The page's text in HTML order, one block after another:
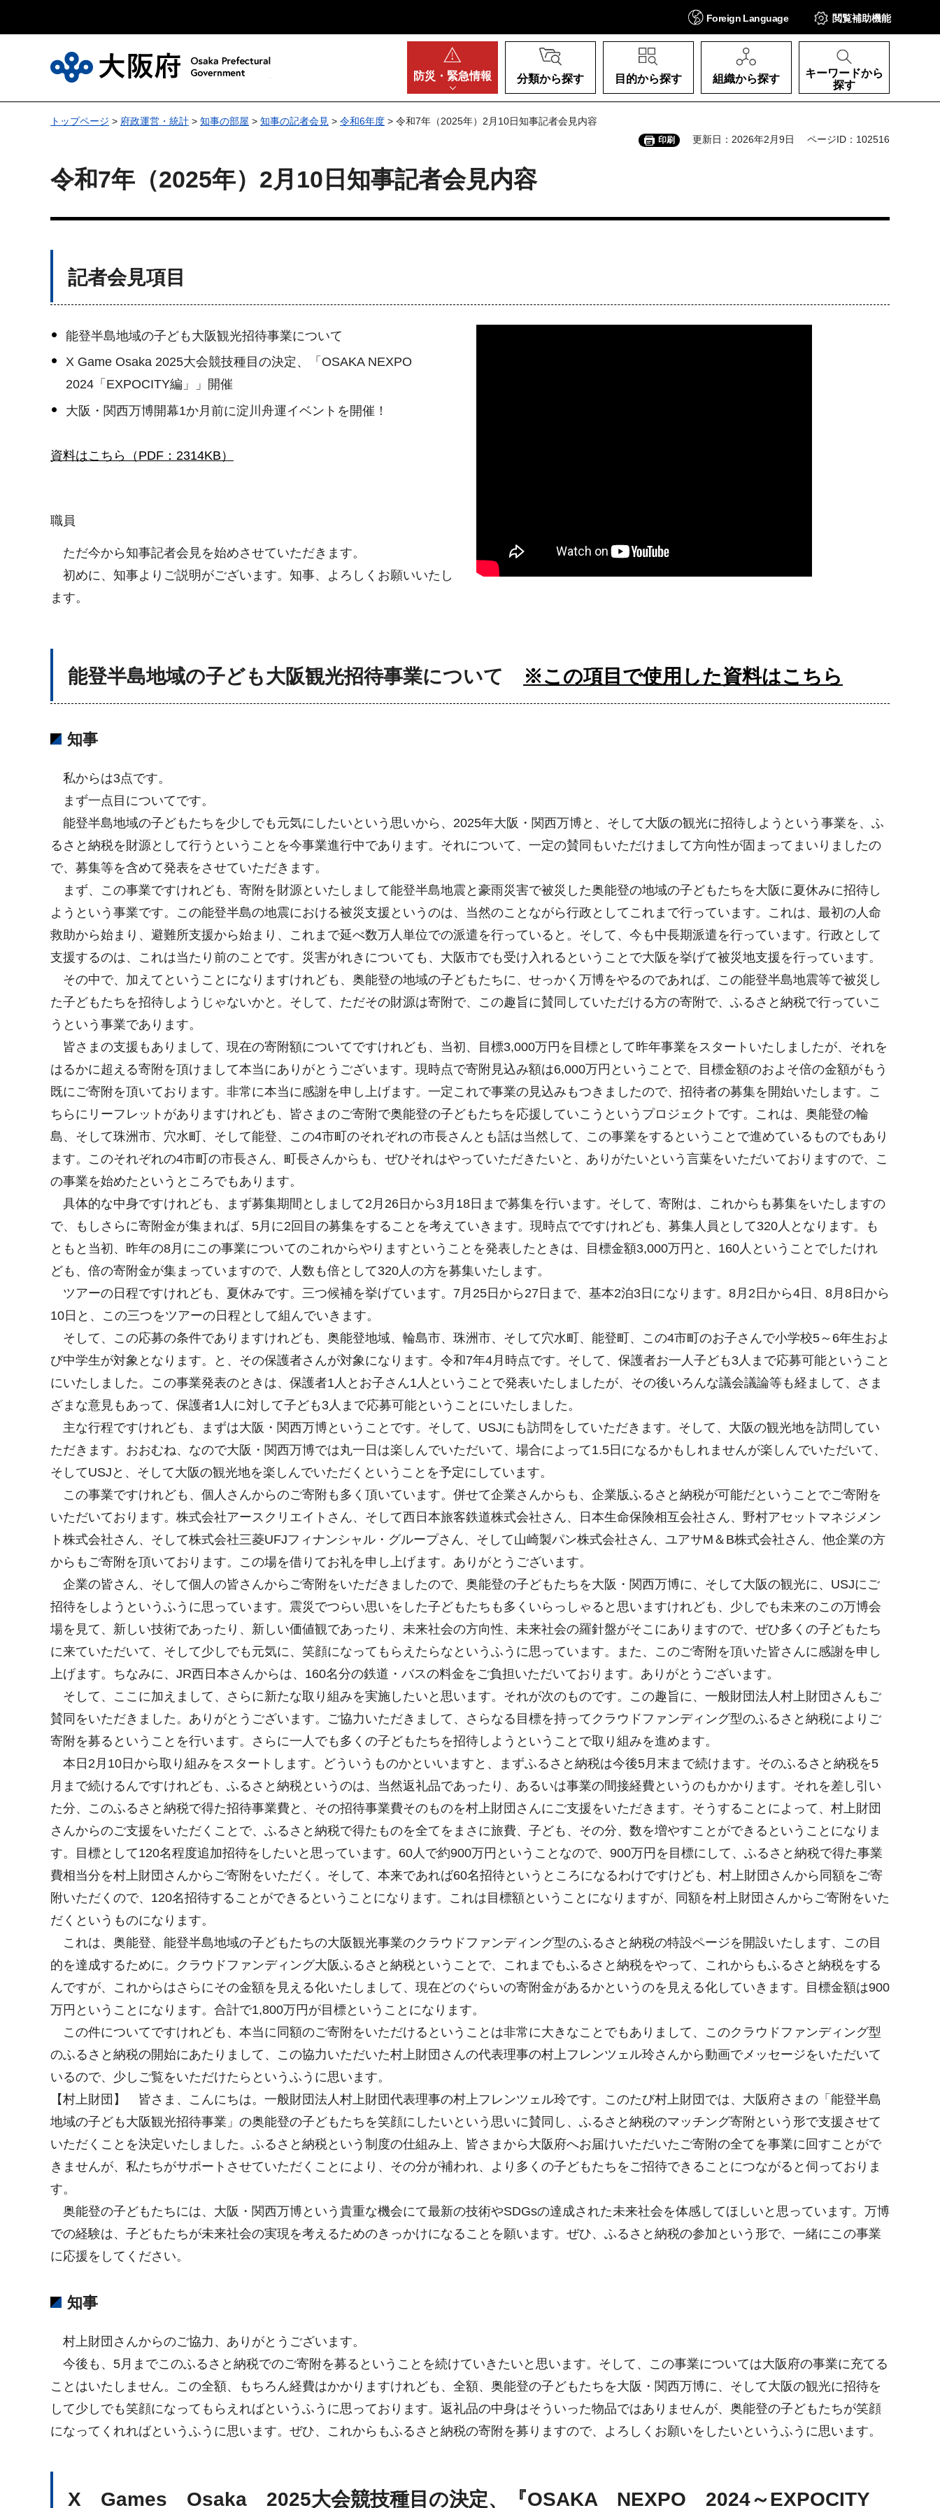
Foreign Language 閲覧補助機能
防災・ 緊急情報 分類から探す 目的から探す 組織から探す
キーワードから
探す
トップページ > 府政運営・統計 > 知事の部屋 > 知事の記者会見 > 令和6年度 > 令和7年（2025年）2月10日知事記者会見内容
印刷 更新日：2026年2月9日 ページID：102516
令和7年（2025年）2月10日知事記者会見内容
記者会見項目
能登半島地域の子ども大阪観光招待事業について
X Game Osaka 2025大会競技種目の決定、「OSAKA NEXPO
2024「EXPOCITY編」」開催
大阪・関西万博開幕1か月前に淀川舟運イベントを開催！
資料はこちら（PDF：2314KB）
職員
ただ今から知事記者会見を始めさせていただきます。
初めに、知事よりご説明がございます。知事、よろしくお願いいたし
ます。
能登半島地域の子ども大阪観光招待事業について ※この項目で使用した資料はこちら
知事
私からは3点です。
まず一点目についてです。
能登半島地域の子どもたちを少しでも元気にしたいという思いから、2025年大阪・関西万博と、そして大阪の観光に招待しようという事業を、ふ
るさと納税を財源として行うということを今事業進行中であります。それについて、一定の賛同もいただけまして方向性が固まってまいりましたの
で、募集等を含めて発表をさせていただきます。
まず、この事業ですけれども、寄附を財源といたしまして能登半島地震と豪雨災害で被災した奥能登の地域の子どもたちを大阪に夏休みに招待し
ようという事業です。この能登半島の地震における被災支援というのは、当然のことながら行政としてこれまで行っています。これは、最初の人命
救助から始まり、避難所支援から始まり、これまで延べ数万人単位での派遣を行っていると。そして、今も中長期派遣を行っています。行政として
支援するのは、これは当たり前のことです。災害がれきについても、大阪市でも受け入れるということで大阪を挙げて被災地支援を行っています。
その中で、加えてということになりますけれども、奥能登の地域の子どもたちに、せっかく万博をやるのであれば、この能登半島地震等で被災し
た子どもたちを招待しようじゃないかと。そして、ただその財源は寄附で、この趣旨に賛同していただける方の寄附で、ふるさと納税で行っていこ
うという事業であります。
皆さまの支援もありまして、現在の寄附額についてですけれども、当初、目標3,000万円を目標として昨年事業をスタートいたしましたが、それを
はるかに超える寄附を頂けまして本当にありがとうございます。現時点で寄附見込み額は6,000万円ということで、目標金額のおよそ倍の金額がもう
既にご寄附を頂いております。非常に本当に感謝を申し上げます。一定これで事業の見込みもつきましたので、招待者の募集を開始いたします。こ
ちらにリーフレットがありますけれども、皆さまのご寄附で奥能登の子どもたちを応援していこうというプロジェクトです。これは、奥能登の輪
島、そして珠洲市、穴水町、そして能登、この4市町のそれぞれの市長さんとも話は当然して、この事業をするということで進めているものでもあり
ます。このそれぞれの4市町の市長さん、町長さんからも、ぜひそれはやっていただきたいと、ありがたいという言葉をいただいておりますので、こ
の事業を始めたというところでもあります。
具体的な中身ですけれども、まず募集期間としまして2月26日から3月18日まで募集を行います。そして、寄附は、これからも募集をいたしますの
で、もしさらに寄附金が集まれば、5月に2回目の募集をすることを考えていきます。現時点でですけれども、募集人員として320人となります。も
ともと当初、昨年の8月にこの事業についてのこれからやりますということを発表したときは、目標金額3,000万円と、160人ということでしたけれ
ども、倍の寄附金が集まっていますので、人数も倍として320人の方を募集いたします。
ツアーの日程ですけれども、夏休みです。三つ候補を挙げています。7月25日から27日まで、基本2泊3日になります。8月2日から4日、8月8日から
10日と、この三つをツアーの日程として組んでいきます。
そして、この応募の条件でありますけれども、奥能登地域、輪島市、珠洲市、そして穴水町、能登町、この4市町のお子さんで小学校5～6年生およ
び中学生が対象となります。と、その保護者さんが対象になります。令和7年4月時点です。そして、保護者お一人子ども3人まで応募可能ということ
にいたしました。この事業発表のときは、保護者1人とお子さん1人ということで発表いたしましたが、その後いろんな議会議論等も経まして、さま
ざまな意見もあって、保護者1人に対して子ども3人まで応募可能ということにいたしました。
主な行程ですけれども、まずは大阪・関西万博ということです。そして、USJにも訪問をしていただきます。そして、大阪の観光地を訪問してい
ただきます。おおむね、なので大阪・関西万博では丸一日は楽しんでいただいて、場合によって1.5日になるかもしれませんが楽しんでいただいて、
そしてUSJと、そして大阪の観光地を楽しんでいただくということを予定にしています。
この事業ですけれども、個人さんからのご寄附も多く頂いています。併せて企業さんからも、企業版ふるさと納税が可能だということでご寄附を
いただいております。株式会社アースクリエイトさん、そして西日本旅客鉄道株式会社さん、日本生命保険相互会社さん、野村アセットマネジメン
ト株式会社さん、そして株式会社三菱UFJフィナンシャル・グループさん、そして山崎製パン株式会社さん、ユアサM＆B株式会社さん、他企業の方
からもご寄附を頂いております。この場を借りてお礼を申し上げます。ありがとうございます。
企業の皆さん、そして個人の皆さんからご寄附をいただきましたので、奥能登の子どもたちを大阪・関西万博に、そして大阪の観光に、USJにご
招待をしようというふうに思っています。震災でつらい思いをした子どもたちも多くいらっしゃると思いますけれども、少しでも未来のこの万博会
場を見て、新しい技術であったり、新しい価値観であったり、未来社会の方向性、未来社会の羅針盤がそこにありますので、ぜひ多くの子どもたち
に来ていただいて、そして少しでも元気に、笑顔になってもらえたらなというふうに思っています。また、このご寄附を頂いた皆さんに感謝を申し
上げます。ちなみに、JR西日本さんからは、160名分の鉄道・バスの料金をご負担いただいております。ありがとうございます。
そして、ここに加えまして、さらに新たな取り組みを実施したいと思います。それが次のものです。この趣旨に、一般財団法人村上財団さんもご
賛同をいただきました。ありがとうございます。ご協力いただきまして、さらなる目標を持ってクラウドファンディング型のふるさと納税によりご
寄附を募るということを行います。さらに一人でも多くの子どもたちを招待しようということで取り組みを進めます。
本日2月10日から取り組みをスタートします。どういうものかといいますと、まずふるさと納税は今後5月末まで続けます。そのふるさと納税を5
月まで続けるんですけれども、ふるさと納税というのは、当然返礼品であったり、あるいは事業の間接経費というのもかかります。それを差し引い
た分、このふるさと納税で得た招待事業費と、その招待事業費そのものを村上財団さんにご支援をいただきます。そうすることによって、村上財団
さんからのご支援をいただくことで、ふるさと納税で得たものを全てをまさに旅費、子ども、その分、数を増やすことができるということになりま
す。目標として120名程度追加招待をしたいと思っています。60人で約900万円ということなので、900万円を目標にして、ふるさと納税で得た事業
費相当分を村上財団さんからご寄附をいただく。そして、本来であれば60名招待というところになるわけですけども、村上財団さんから同額をご寄
附いただくので、120名招待することができるということになります。これは目標額ということになりますが、同額を村上財団さんからご寄附をいた
だくというものになります。
これは、奥能登、能登半島地域の子どもたちの大阪観光事業のクラウドファンディング型のふるさと納税の特設ページを開設いたします、この目
的を達成するために。クラウドファンディング大阪ふるさと納税ということで、これまでもふるさと納税をやって、これからもふるさと納税をする
んですが、これからはさらにその金額を見える化いたしまして、現在どのぐらいの寄附金があるかというのを見える化していきます。目標金額は900
万円ということになります。合計で1,800万円が目標ということになります。
この件についてですけれども、本当に同額のご寄附をいただけるということは非常に大きなことでもありまして、このクラウドファンディング型
のふるさと納税の開始にあたりまして、この協力いただいた村上財団さんの代表理事の村上フレンツェル玲さんから動画でメッセージをいただいて
いるので、少しご覧をいただけたらというふうに思います。
【村上財団】 皆さま、こんにちは。一般財団法人村上財団代表理事の村上フレンツェル玲です。このたび村上財団では、大阪府さまの「能登半島
地域の子ども大阪観光招待事業」の奥能登の子どもたちを笑顔にしたいという思いに賛同し、ふるさと納税のマッチング寄附という形で支援させて
いただくことを決定いたしました。ふるさと納税という制度の仕組み上、皆さまから大阪府へお届けいただいたご寄附の全てを事業に回すことがで
きませんが、私たちがサポートさせていただくことにより、その分が補われ、より多くの子どもたちをご招待できることにつながると伺っておりま
す。
奥能登の子どもたちには、大阪・関西万博という貴重な機会にて最新の技術やSDGsの達成された未来社会を体感してほしいと思っています。万博
での経験は、子どもたちが未来社会の実現を考えるためのきっかけになることを願います。ぜひ、ふるさと納税の参加という形で、一緒にこの事業
に応援をしてください。
知事
村上財団さんからのご協力、ありがとうございます。
今後も、5月までこのふるさと納税でのご寄附を募るということを続けていきたいと思います。そして、この事業については大阪府の事業に充てる
ことはいたしません。この全額、もちろん経費はかかりますけれども、全額、奥能登の子どもたちを大阪・関西万博に、そして大阪の観光に招待を
して少しでも笑顔になってもらえればというふうに思っております。返礼品の中身はそういった物品ではありませんが、奥能登の子どもたちが笑顔
になってくれればというふうに思います。ぜひ、これからもふるさと納税の寄附を募りますので、よろしくお願いをしたいというふうに思います。
X Games Osaka 2025大会競技種目の決定、『OSAKA NEXPO 2024～EXPOCITY